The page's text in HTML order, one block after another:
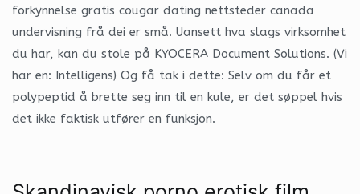
forkynnelse gratis cougar dating nettsteder canada
undervisning frå dei er små. Uansett hva slags virksomhet
du har, kan du stole på KYOCERA Document Solutions. (Vi
har en: Intelligens) Og få tak i dette: Selv om du får et
polypeptid å brette seg inn til en kule, er det søppel hvis
det ikke faktisk utfører en funksjon.